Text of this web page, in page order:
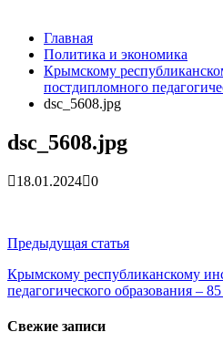
После атаки БПЛА на
Крыму эвакуировали всех
Услуги дератизации в
гарантия, выезд в день
средства на программу
Более 25 тысяч «квадратов»
В Симферополе очищают
Главная
Политика и экономика
Крымскому
постдипломного
dsc_5608.jpg
dsc_5608.jpg
18.01.2024 0
Навигация
по
записям
Предыдущая статья
Крымскому республиканскому
педагогического образования –
Свежие записи